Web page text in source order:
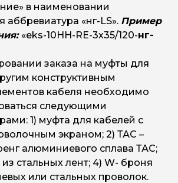
M
eks-10HH-RE-
eks-10HH-RE-
в наименовании
аббревиатура «нг-LS». Пример
«eks-10HH-RE-3х35/120-нг-
заказа на муфты для
конструктивным
кабеля необходимо
следующими
1) муфта для кабелей с
экраном; 2) ТАС –
алюминиевого сплава ТАС;
стальных лент; 4) W- броня
или стальных проволок.